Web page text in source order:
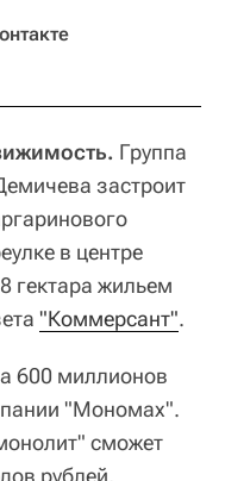
Группа
застроит
в центре
гектара жильем
"Коммерсант".
600 миллионов
"Мономах".
сможет
рублей,